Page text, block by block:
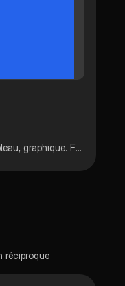
Fonction linéaire : expression, tableau, graphique. Fonction affine : expression, graphique.
réciproque